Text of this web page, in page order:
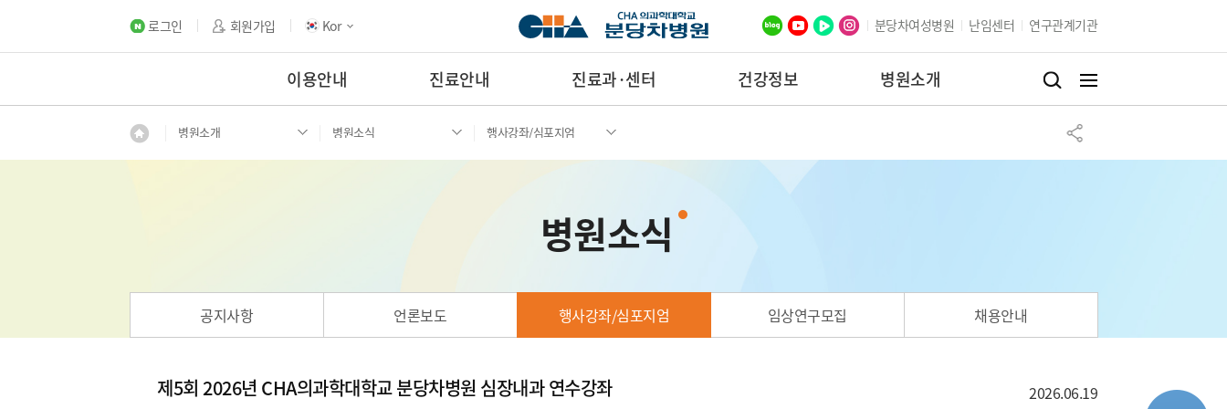
로그인 회원가입 Kor 분당차여성병원 난임센터 연구관계기관
이용안내 진료안내 진료과·센터 건강정보 병원소개
병원소개 병원소식 행사강좌/심포지엄
병원소식
공지사항 언론보도 행사강좌/심포지엄 임상연구모집 채용안내
제5회 2026년 CHA의과학대학교 분당차병원 심장내과 연수강좌 2026.06.19